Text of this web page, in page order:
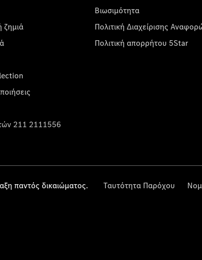
ζημιά
211 2111556
Βιωσιμότητα
Πολιτική Διαχείρισης
Πολιτική απορρήτου 5Star
παντός δικαιώματος. Ταυτότητα Παρόχου